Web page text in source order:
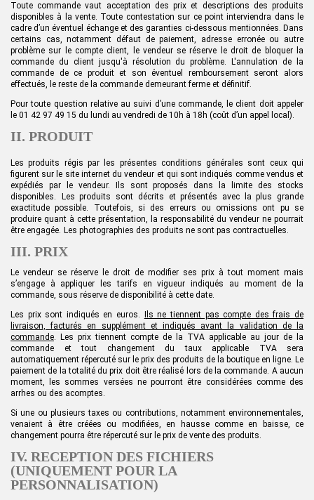
Toute commande vaut acceptation des prix et descriptions des produits
disponibles à la vente. Toute contestation sur ce point interviendra dans le
cadre d’un éventuel échange et des garanties ci-dessous mentionnées. Dans
certains cas, notamment défaut de paiement, adresse erronée ou autre
problème sur le compte client, le vendeur se réserve le droit de bloquer la
commande du client jusqu'à résolution du problème. L'annulation de la
commande de ce produit et son éventuel remboursement seront alors
effectués, le reste de la commande demeurant ferme et définitif.
Pour toute question relative au suivi d’une commande, le client doit appeler
le 01 42 97 49 15 du lundi au vendredi de 10h à 18h (coût d’un appel local).
II. PRODUIT
Les produits régis par les présentes conditions générales sont ceux qui
figurent sur le site internet du vendeur et qui sont indiqués comme vendus et
expédiés par le vendeur. Ils sont proposés dans la limite des stocks
disponibles.
Les produits sont décrits et présentés avec la plus grande
exactitude possible. Toutefois, si des erreurs ou omissions ont pu se
produire quant à cette présentation, la responsabilité du vendeur ne pourrait
être engagée. Les photographies des produits ne sont pas contractuelles.
III. PRIX
Le vendeur se réserve le droit de modifier ses prix à tout moment mais
s’engage à appliquer les tarifs en vigueur indiqués au moment de la
commande, sous réserve de disponibilité à cette date.
Les prix sont indiqués en euros.
Ils ne tiennent pas compte des frais de
livraison, facturés en supplément et indiqués avant la validation de la
commande. Les prix tiennent compte de la TVA applicable au jour de la
commande et tout changement du taux applicable TVA sera
automatiquement répercuté sur le prix des produits de la boutique en ligne. Le
paiement de la totalité du prix doit être réalisé lors de la commande. A aucun
moment, les sommes versées ne pourront être considérées comme des
arrhes ou des acomptes.
Si une ou plusieurs taxes ou contributions, notamment environnementales,
venaient à être créées ou modifiées, en hausse comme en baisse, ce
changement pourra être répercuté sur le prix de vente des produits.
IV. RECEPTION DES FICHIERS
(UNIQUEMENT POUR LA
PERSONNALISATION)